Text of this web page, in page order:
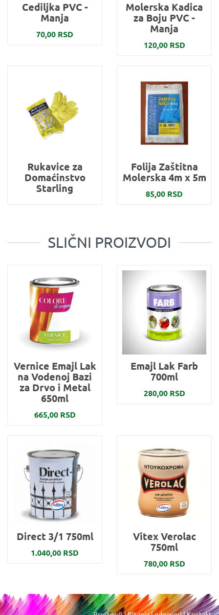
Cediljka PVC -
Manja
70,00 RSD
Molerska Kadica
za Boju PVC -
Manja
120,00 RSD
Rukavice za
Domaćinstvo
Starling
Folija Zaštitna
Molerska 4m x 5m
85,00 RSD
SLIČNI PROIZVODI
Vernice Emajl Lak
na Vodenoj Bazi
za Drvo i Metal
650ml
665,00 RSD
Emajl Lak Farb
700ml
280,00 RSD
Direct 3/1 750ml
1.040,00 RSD
Vitex Verolac
750ml
780,00 RSD